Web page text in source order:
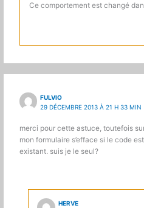
Ce comportement est changé
FULVIO
29 DÉCEMBRE 2013 À 21 H 33 MIN
merci pour cette astuce, toutefois
mon formulaire s’efface si le code
existant. suis je le seul?
HERVE